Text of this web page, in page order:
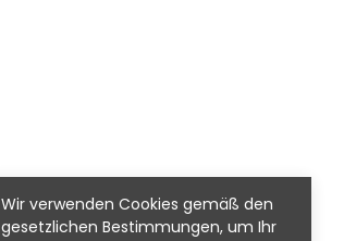
Wir verwenden Cookies gemäß den
gesetzlichen Bestimmungen, um Ihr